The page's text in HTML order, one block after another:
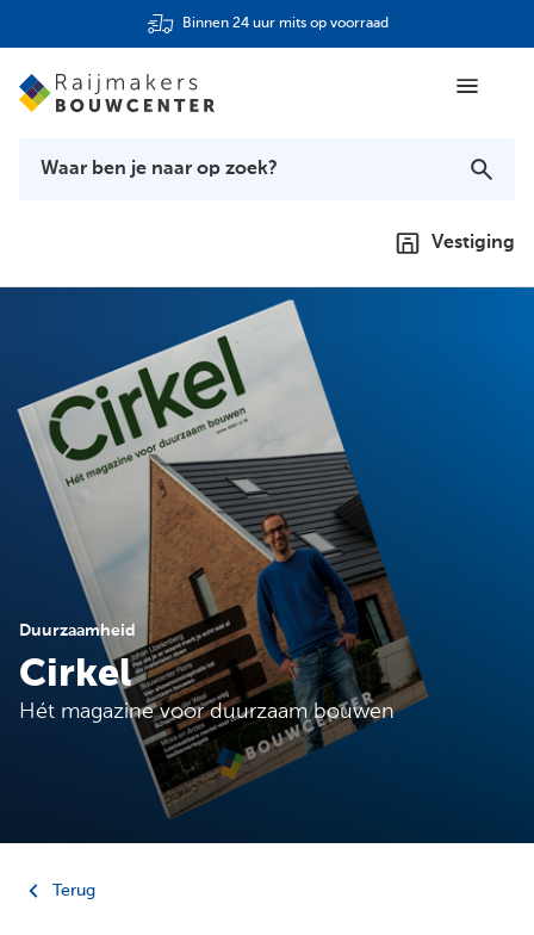
Binnen 24 uur mits op voorraad
Vestiging
Duurzaamheid
Cirkel
Hét magazine voor duurzaam bouwen
Terug